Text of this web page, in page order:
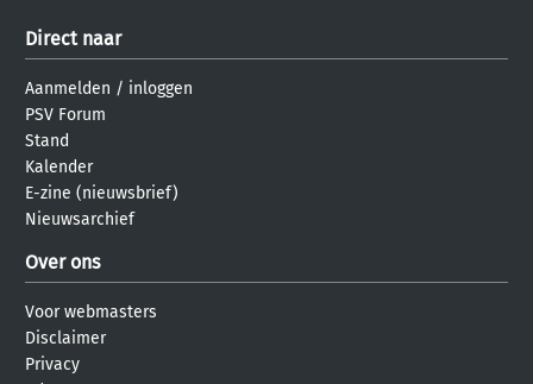
Direct naar
Aanmelden / inloggen
PSV Forum
Stand
Kalender
E-zine (nieuwsbrief)
Nieuwsarchief
Over ons
Voor webmasters
Disclaimer
Privacy